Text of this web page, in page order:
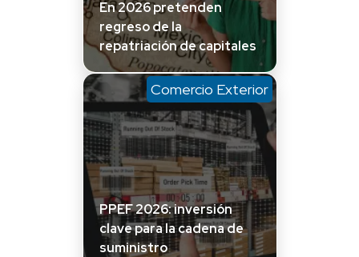
En 2026 pretenden
regreso de la
repatriación de capitales
Comercio Exterior
PPEF 2026: inversión
clave para la cadena de
suministro